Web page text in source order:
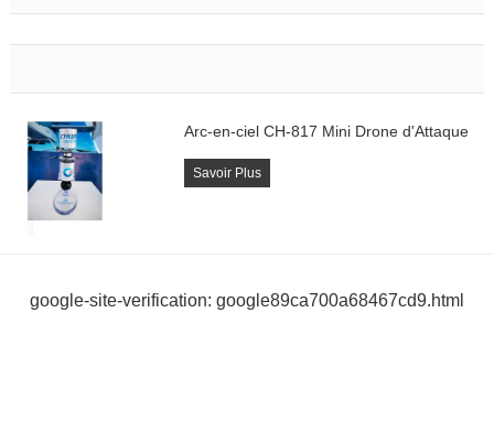
Arc-en-ciel CH-817 Mini Drone d'Attaque
Savoir Plus
google-site-verification: google89ca700a68467cd9.html